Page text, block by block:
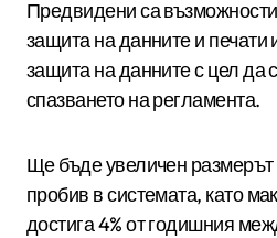
Предвидени са
защита на данните и печати
защита на данните с цел да
спазването на регламента.
Ще бъде увеличен размерът
пробив в системата, като
достига 4% от годишния